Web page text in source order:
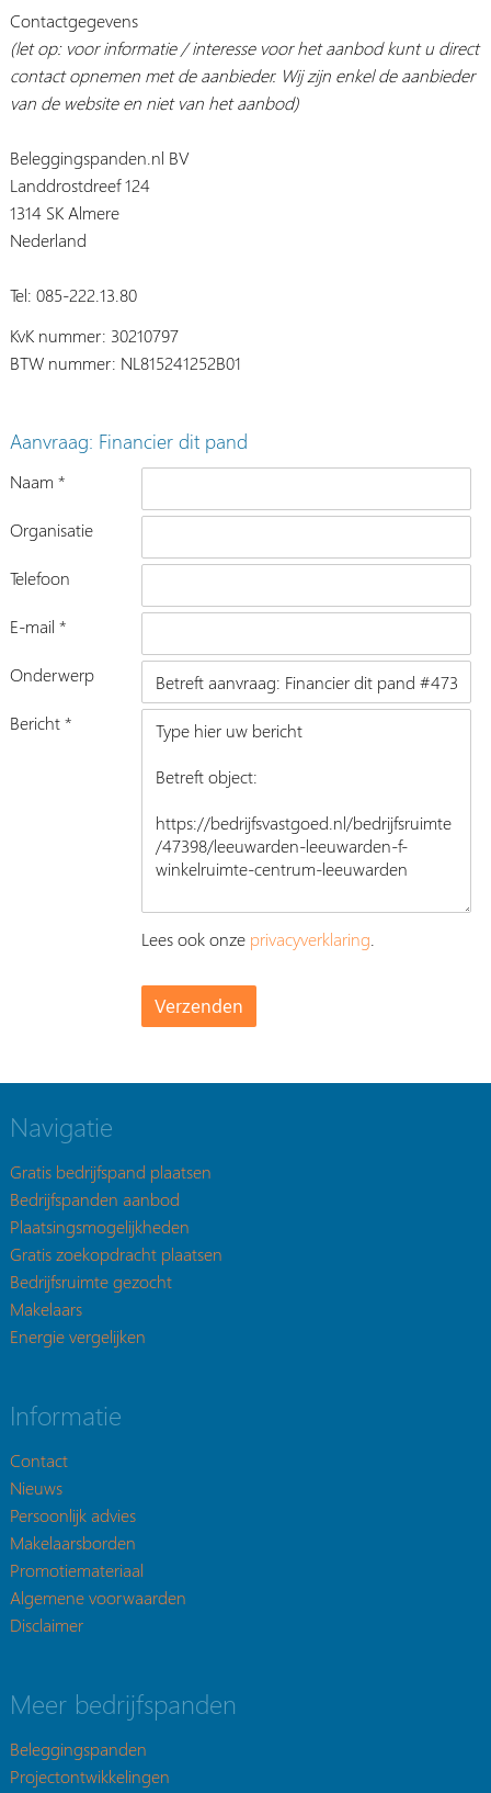
Contactgegevens
(let op: voor informatie / interesse voor het aanbod kunt u direct
contact opnemen met de aanbieder. Wij zijn enkel de aanbieder
van de website en niet van het aanbod)
Beleggingspanden.nl BV
Landdrostdreef 124
1314 SK Almere
Nederland
Tel: 085-222.13.80
KvK nummer: 30210797
BTW nummer: NL815241252B01
Aanvraag: Financier dit pand
Naam *
Organisatie
Telefoon
E-mail *
Onderwerp
Bericht *
Lees ook onze privacyverklaring
Navigatie
Gratis bedrijfspand plaatsen
Bedrijfspanden aanbod
Plaatsingsmogelijkheden
Gratis zoekopdracht plaatsen
Bedrijfsruimte gezocht
Makelaars
Energie vergelijken
Informatie
Contact
Nieuws
Persoonlijk advies
Makelaarsborden
Promotiemateriaal
Algemene voorwaarden
Disclaimer
Meer bedrijfspanden
Beleggingspanden
Projectontwikkelingen